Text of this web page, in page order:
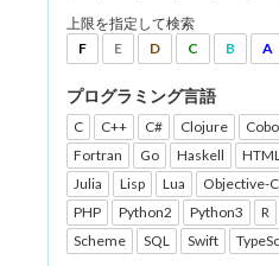
上限を指定して検索
F
E D C B A
プログラミング言語
C C++ C# Clojure
Fortran
Go Haskell
Julia
Lisp Lua Objective-C
PHP
Python2 Python3 R
Scheme
SQL Swift